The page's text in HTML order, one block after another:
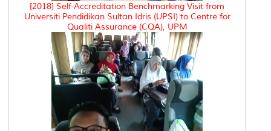
[2018] Self-Accreditation Benchmarking Visit from
Universiti Pendidikan Sultan Idris (UPSI) to Centre for
Qualiti Assurance (CQA), UPM